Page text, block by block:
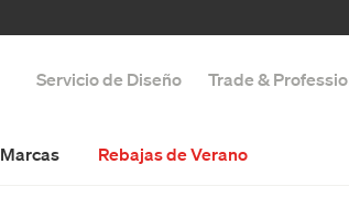
Servicio de Diseño Trade &
Marcas Rebajas de Verano